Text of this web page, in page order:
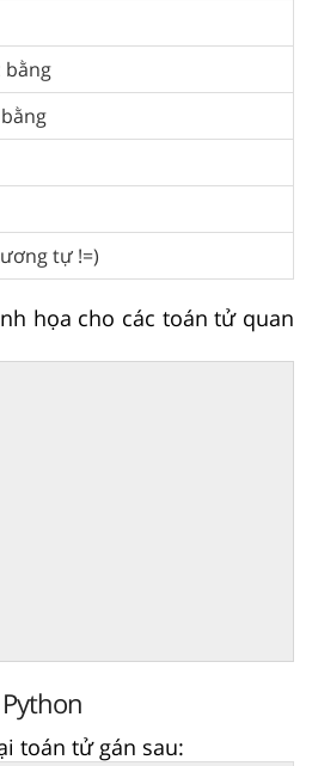
bằng
tự !=)
họa cho các toán tử quan
toán tử gán sau: